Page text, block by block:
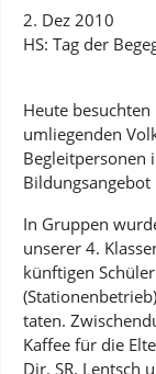
2. Dez 2010
HS: Tag der
Heute
umliegenden
Begleitpersonen
Bildungsangebot
In Gruppen
unserer 4.
künftigen
taten.
Kaffee für die
Dir. SR. Lentsch